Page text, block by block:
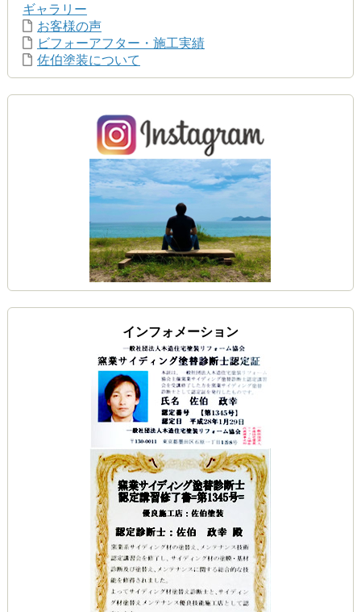
ギャラリー
お客様の声
ビフォーアフター・施工実績
佐伯塗装について
インフォメーション